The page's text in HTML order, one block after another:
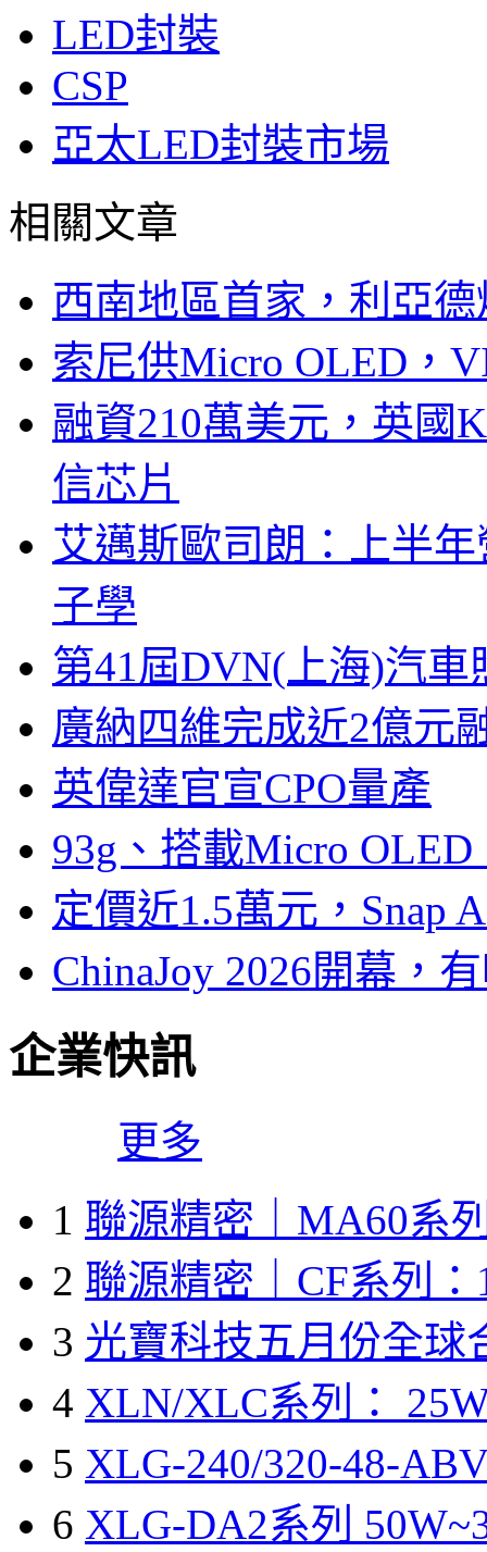
LED封裝
CSP
亞太LED封裝市場
相關文章
西南地區首家，利亞
索尼供Micro OLED，
融資210萬美元，英國
信芯片
艾邁斯歐司朗：上半
子學
第41屆DVN(上海)汽
廣納四維完成近2億元
英偉達官宣CPO量產
93g、搭載Micro
定價近1.5萬元，Snap
ChinaJoy 2026開幕，
企業快訊
更多
1 聯源精密｜MA60系
2 聯源精密｜CF系列：
3 光寶科技五月份全球
4 XLN/XLC系列：
5 XLG-240/320-48-
6 XLG-DA2系列